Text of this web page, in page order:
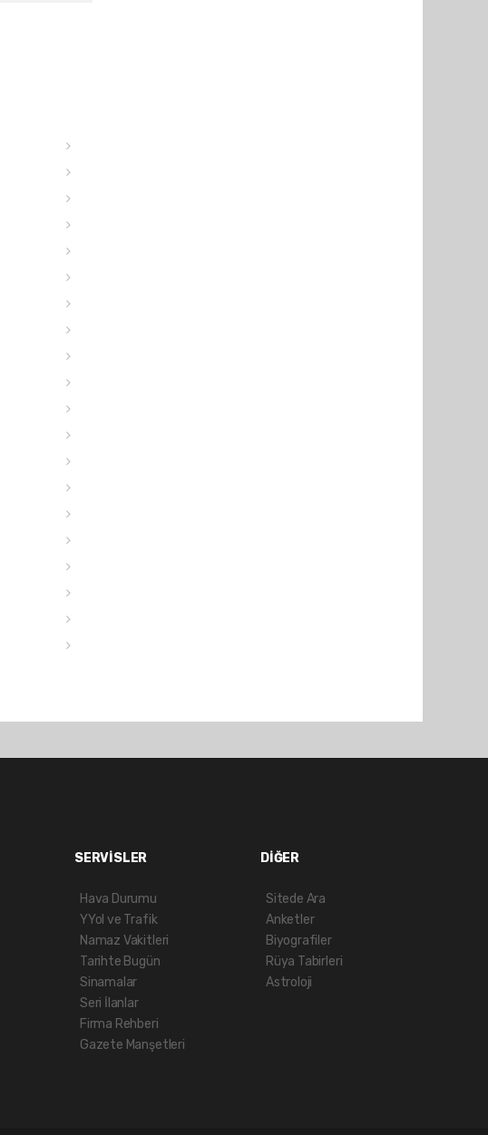
SERVİSLER
Hava Durumu
YYol ve Trafik
Namaz Vakitleri
Tarihte Bugün
Sinamalar
Seri İlanlar
Firma Rehberi
Gazete Manşetleri
DİĞER
Sitede Ara
Anketler
Biyografiler
Rüya Tabirleri
Astroloji